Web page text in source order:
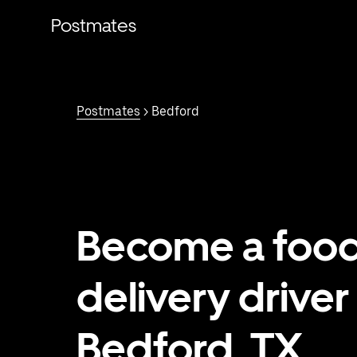
contenidoPostmates
Postmates > Bedford
Become a
delivery driver